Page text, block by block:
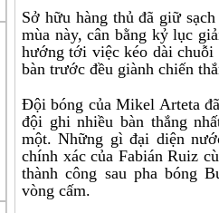
Sở hữu hàng thủ đã giữ
mùa này, cân bằng kỷ lục
hướng tới việc kéo dài
bàn trước đều giành chiến
Đội bóng của Mikel Arteta
đội ghi nhiều bàn thắng
một. Những gì đại diện
chính xác của Fabián Ruiz
thành công sau pha bóng
vòng cấm.